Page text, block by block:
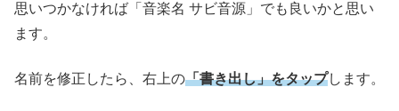
思いつかなければ「音楽名 サビ音源」でも良いかと思い
ます。
名前を修正したら、右上の「書き出し」をタップします。